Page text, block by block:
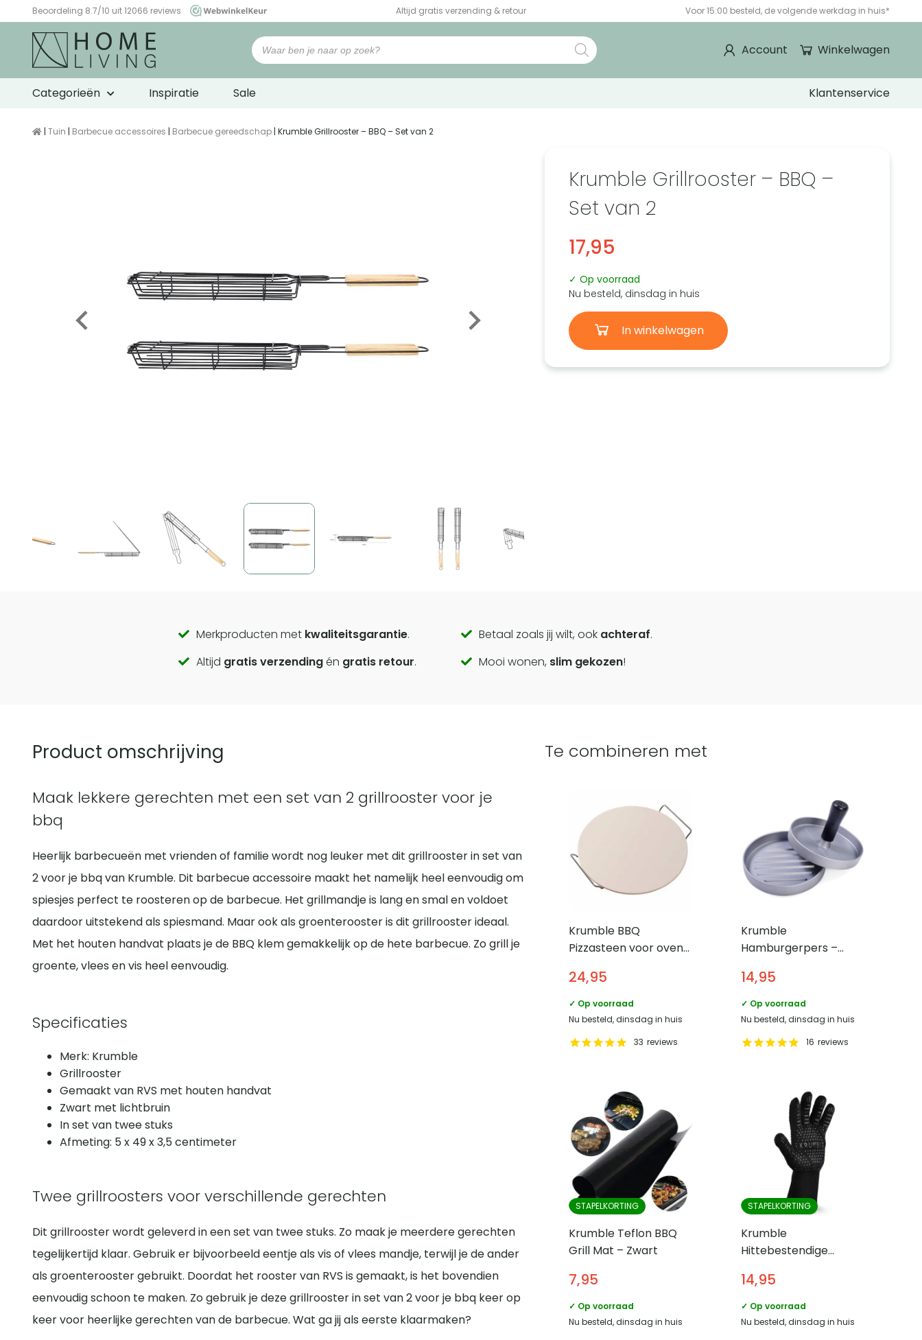
Beoordeling 8.7/10 uit 12066 reviews
WebwinkelKeur
Altijd gratis verzending & retour Voor 15:00 besteld, de volgende werkdag in huis*
Winkelwagen
Account
Categorieën Inspiratie Sale Klantenservice
| Tuin | Barbecue accessoires | Barbecue gereedschap | Krumble Grillrooster – BBQ – Set van 2
Krumble Grillrooster – BBQ –
Set van 2
17,95
✓ Op voorraad
Nu besteld, dinsdag in huis
In winkelwagen
Call
to
Merkproducten met kwaliteitsgarantie. Betaal zoals jij wilt, ook achteraf.
Altijd gratis verzendingén gratis retour. Mooi wonen, slim gekozen!
Product omschrijving
Maak lekkere gerechten met een set van 2 grillrooster voor je
bbq
Heerlijk barbecueën met vrienden of familie wordt nog leuker met dit grillrooster in set van
2 voor je bbq van Krumble. Dit barbecue accessoire maakt het namelijk heel eenvoudig om
spiesjes perfect te roosteren op de barbecue. Het grillmandje is lang en smal en voldoet
daardoor uitstekend als spiesmand. Maar ook als groenterooster is dit grillrooster ideaal.
Met het houten handvat plaats je de BBQ klem gemakkelijk op de hete barbecue. Zo grill je
groente, vlees en vis heel eenvoudig.
Specificaties
Merk: Krumble
Grillrooster
Gemaakt van RVS met houten handvat
Zwart met lichtbruin
In set van twee stuks
Afmeting: 5 x 49 x 3,5 centimeter
Twee grillroosters voor verschillende gerechten
Dit grillrooster wordt geleverd in een set van twee stuks. Zo maak je meerdere gerechten
tegelijkertijd klaar. Gebruik er bijvoorbeeld eentje als vis of vlees mandje, terwijl je de ander
als groenterooster gebruikt. Doordat het rooster van RVS is gemaakt, is het bovendien
eenvoudig schoon te maken. Zo gebruik je deze grillrooster in set van 2 voor je bbq keer op
keer voor heerlijke gerechten van de barbecue. Wat ga jij als eerste klaarmaken?
Te combineren met
Krumble BBQ
Pizzasteen voor oven
Diameter 30,5 cm
24,95
✓ Op voorraad
Nu besteld, dinsdag in huis
33 reviews
Krumble
Hamburgerpers –
14,95
✓ Op voorraad
Nu besteld, dinsdag in huis
16 reviews
STAPELKORTING
Krumble Teflon BBQ
Grill Mat – Zwart
7,95
✓ Op voorraad
Nu besteld, dinsdag in huis
STAPELKORTING
Krumble
Hittebestendige
14,95
✓ Op voorraad
Nu besteld, dinsdag in huis